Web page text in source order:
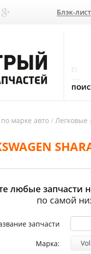
Блэк-лист
марке авто Легковые
любые запчасти
по самой
запчасти
Марка: